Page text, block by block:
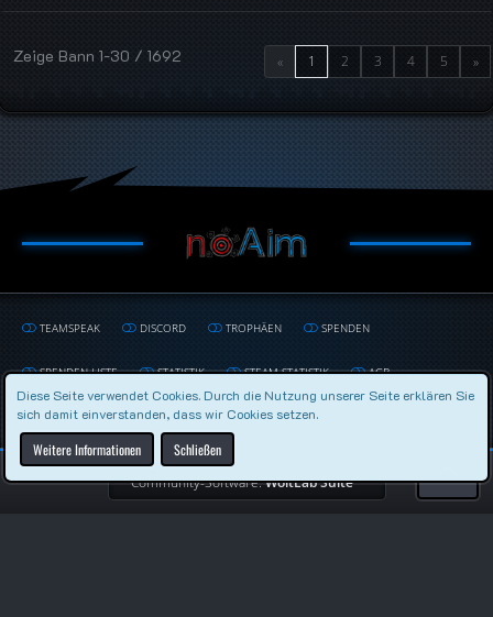
Zeige Bann 1-30 / 1692 « 1 2 3 4 5 »
TEAMSPEAK DISCORD TROPHÄEN SPENDEN
SPENDEN LISTE STATISTIK STEAM STATISTIK AGB
DATENSCHUTZERKLÄRUNG IMPRESSUM
Community-Software:WoltLab Suite™
Diese Seite verwendet Cookies. Durch die Nutzung unserer Seite erklären Sie
sich damit einverstanden, dass wir Cookies setzen.
Weitere Informationen Schließen